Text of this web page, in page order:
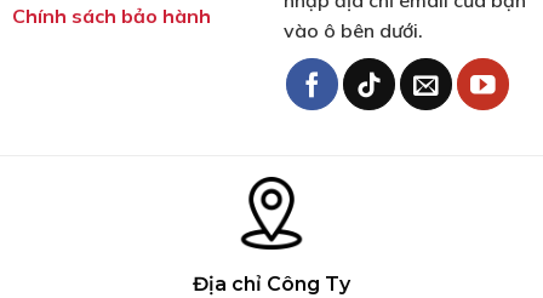
Chính sách bảo hành
vào ô bên dưới.
Địa chỉ Công Ty